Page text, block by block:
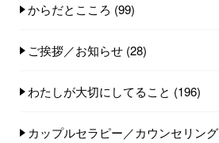
からだとこころ (99)
ご挨拶／お知らせ (28)
わたしが大切にしてること (196)
カップルセラピー／カウンセリング